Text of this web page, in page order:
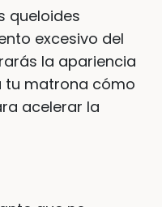
queloides
excesivo del
la apariencia
tu matrona cómo
acelerar la